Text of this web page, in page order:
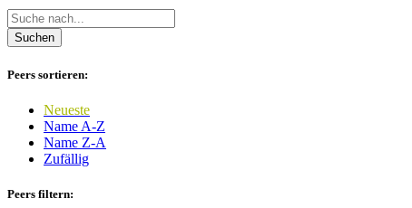
Suchen
Peers sortieren:
Neueste
Name A-Z
Name Z-A
Zufällig
Peers filtern: